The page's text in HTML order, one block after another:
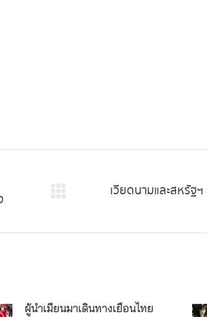
เวียดนามและสหรั
ผู้นำเมียนมาเดินทางเยือนไทย